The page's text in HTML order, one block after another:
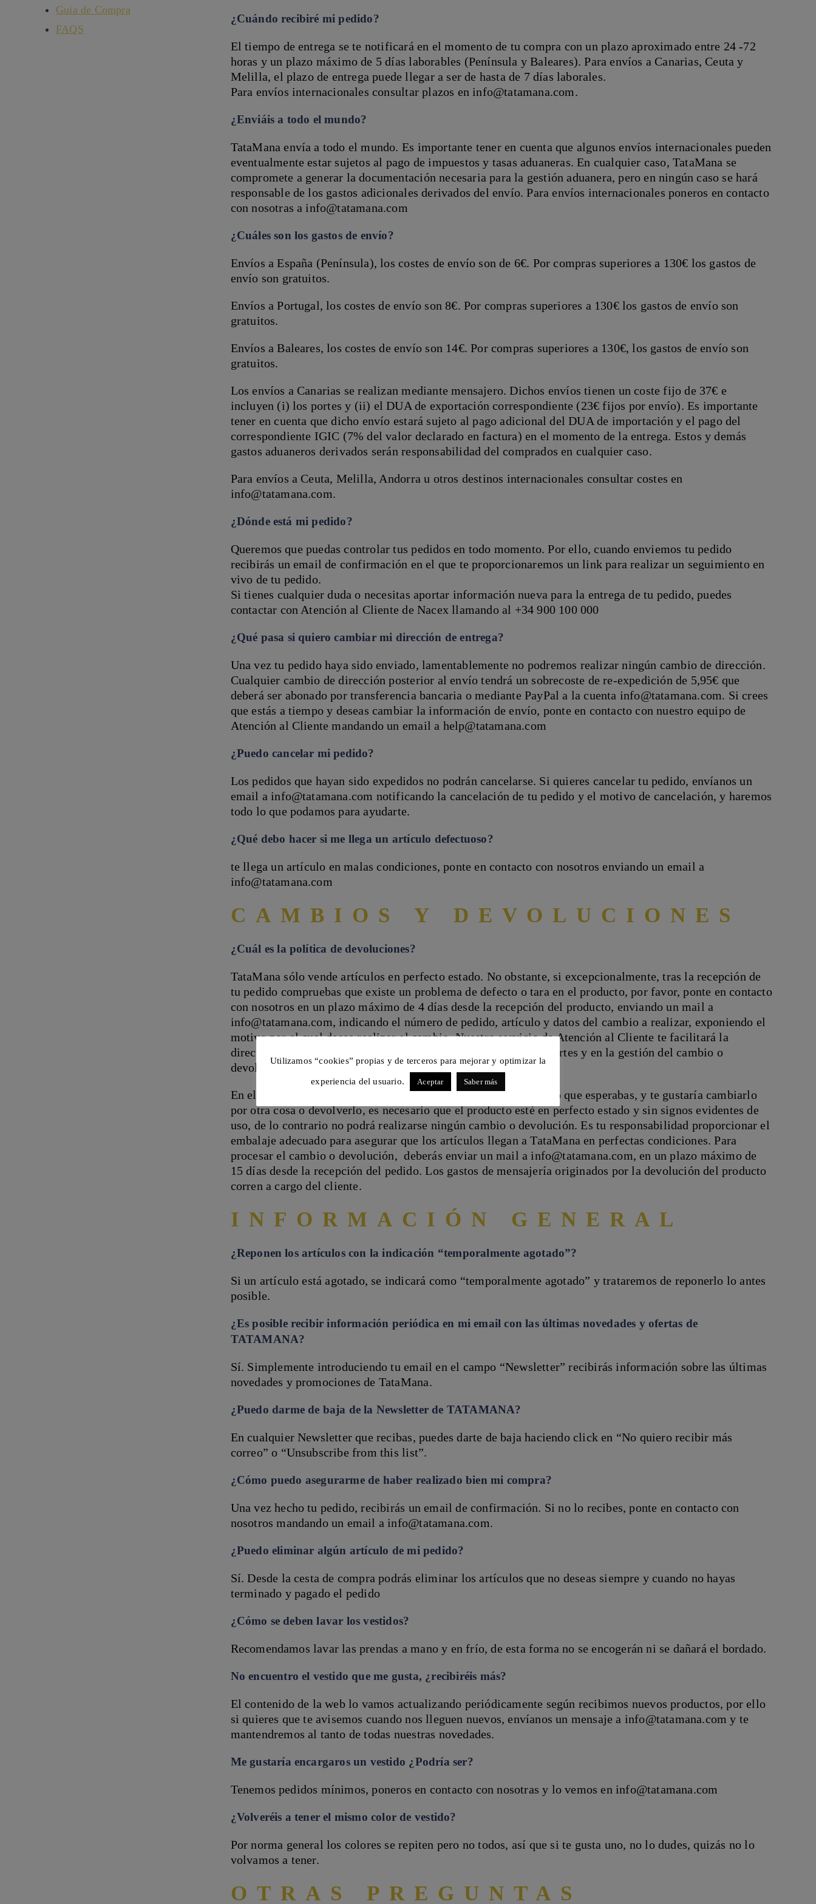
Guia de Compra
FAQS
¿Cuándo recibiré mi pedido?
El tiempo de entrega se te notificará en el momento de tu compra con un plazo aproximado entre 24 -72
horas y un plazo máximo de 5 días laborables (Península y Baleares). Para envíos a Canarias, Ceuta y
Melilla, el plazo de entrega puede llegar a ser de hasta de 7 días laborales.
Para envíos internacionales consultar plazos en info@tatamana.com.
¿Enviáis a todo el mundo?
TataMana envía a todo el mundo. Es importante tener en cuenta que algunos envíos internacionales pueden
eventualmente estar sujetos al pago de impuestos y tasas aduaneras. En cualquier caso, TataMana se
compromete a generar la documentación necesaria para la gestión aduanera, pero en ningún caso se hará
responsable de los gastos adicionales derivados del envío. Para envíos internacionales poneros en contacto
con nosotras a info@tatamana.com
¿Cuáles son los gastos de envío?
Envíos a España (Península), los costes de envío son de 6€. Por compras superiores a 130€ los gastos de
envío son gratuitos.
Envíos a Portugal, los costes de envío son 8€. Por compras superiores a 130€ los gastos de envío son
gratuitos.
Envíos a Baleares, los costes de envío son 14€. Por compras superiores a 130€, los gastos de envío son
gratuitos.
Los envíos a Canarias se realizan mediante mensajero. Dichos envíos tienen un coste fijo de 37€ e
incluyen (i) los portes y (ii) el DUA de exportación correspondiente (23€ fijos por envío). Es importante
tener en cuenta que dicho envío estará sujeto al pago adicional del DUA de importación y el pago del
correspondiente IGIC (7% del valor declarado en factura) en el momento de la entrega. Estos y demás
gastos aduaneros derivados serán responsabilidad del comprados en cualquier caso.
Para envíos a Ceuta, Melilla, Andorra u otros destinos internacionales consultar costes en
info@tatamana.com.
¿Dónde está mi pedido?
Queremos que puedas controlar tus pedidos en todo momento. Por ello, cuando enviemos tu pedido
recibirás un email de confirmación en el que te proporcionaremos un link para realizar un seguimiento en
vivo de tu pedido.
Si tienes cualquier duda o necesitas aportar información nueva para la entrega de tu pedido, puedes
contactar con Atención al Cliente de Nacex llamando al +34 900 100 000
¿Qué pasa si quiero cambiar mi dirección de entrega?
Una vez tu pedido haya sido enviado, lamentablemente no podremos realizar ningún cambio de dirección.
Cualquier cambio de dirección posterior al envío tendrá un sobrecoste de re-expedición de 5,95€ que
deberá ser abonado por transferencia bancaria o mediante PayPal a la cuenta info@tatamana.com. Si crees
que estás a tiempo y deseas cambiar la información de envío, ponte en contacto con nuestro equipo de
Atención al Cliente mandando un email a help@tatamana.com
¿Puedo cancelar mi pedido?
Los pedidos que hayan sido expedidos no podrán cancelarse. Si quieres cancelar tu pedido, envíanos un
email a info@tatamana.com notificando la cancelación de tu pedido y el motivo de cancelación, y haremos
todo lo que podamos para ayudarte.
¿Qué debo hacer si me llega un artículo defectuoso?
te llega un artículo en malas condiciones, ponte en contacto con nosotros enviando un email a
info@tatamana.com
CAMBIOS Y DEVOLUCIONES
¿Cuál es la política de devoluciones?
TataMana sólo vende artículos en perfecto estado. No obstante, si excepcionalmente, tras la recepción de
tu pedido compruebas que existe un problema de defecto o tara en el producto, por favor, ponte en contacto
con nosotros en un plazo máximo de 4 días desde la recepción del producto, enviando un mail a
info@tatamana.com, indicando el número de pedido, artículo y datos del cambio a realizar, exponiendo el
motivo por el cual desea realizar el cambio. Nuestro servicio de Atención al Cliente te facilitará la
dirección de envío y forma de proceder en la devolución de importes y en la gestión del cambio o
devolución del producto.
En el caso de no haber acertado con la talla o el producto no es lo que esperabas, y te gustaría cambiarlo
por otra cosa o devolverlo, es necesario que el producto esté en perfecto estado y sin signos evidentes de
uso, de lo contrario no podrá realizarse ningún cambio o devolución. Es tu responsabilidad proporcionar el
embalaje adecuado para asegurar que los artículos llegan a TataMana en perfectas condiciones. Para
procesar el cambio o devolución, deberás enviar un mail a info@tatamana.com, en un plazo máximo de
15 días desde la recepción del pedido. Los gastos de mensajería originados por la devolución del producto
corren a cargo del cliente.
INFORMACIÓN GENERAL
¿Reponen los artículos con la indicación “temporalmente agotado”?
Si un artículo está agotado, se indicará como “temporalmente agotado” y trataremos de reponerlo lo antes
posible.
¿Es posible recibir información periódica en mi email con las últimas novedades y ofertas de
TATAMANA?
Sí. Simplemente introduciendo tu email en el campo “Newsletter” recibirás información sobre las últimas
novedades y promociones de TataMana.
¿Puedo darme de baja de la Newsletter de TATAMANA?
En cualquier Newsletter que recibas, puedes darte de baja haciendo click en “No quiero recibir más
correo” o “Unsubscribe from this list”.
¿Cómo puedo asegurarme de haber realizado bien mi compra?
Una vez hecho tu pedido, recibirás un email de confirmación. Si no lo recibes, ponte en contacto con
nosotros mandando un email a info@tatamana.com.
¿Puedo eliminar algún artículo de mi pedido?
Sí. Desde la cesta de compra podrás eliminar los artículos que no deseas siempre y cuando no hayas
terminado y pagado el pedido
¿Cómo se deben lavar los vestidos?
Recomendamos lavar las prendas a mano y en frío, de esta forma no se encogerán ni se dañará el bordado.
No encuentro el vestido que me gusta, ¿recibiréis más?
El contenido de la web lo vamos actualizando periódicamente según recibimos nuevos productos, por ello
si quieres que te avisemos cuando nos lleguen nuevos, envíanos un mensaje a info@tatamana.com y te
mantendremos al tanto de todas nuestras novedades.
Me gustaría encargaros un vestido ¿Podría ser?
Tenemos pedidos mínimos, poneros en contacto con nosotras y lo vemos en info@tatamana.com
¿Volveréis a tener el mismo color de vestido?
Por norma general los colores se repiten pero no todos, así que si te gusta uno, no lo dudes, quizás no lo
volvamos a tener.
OTRAS PREGUNTAS
Utilizamos “cookies” propias y de terceros para mejorar y optimizar la
experiencia del usuario. Aceptar Saber más